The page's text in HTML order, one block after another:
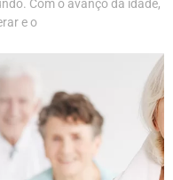
Com o avanço da idade,
e o